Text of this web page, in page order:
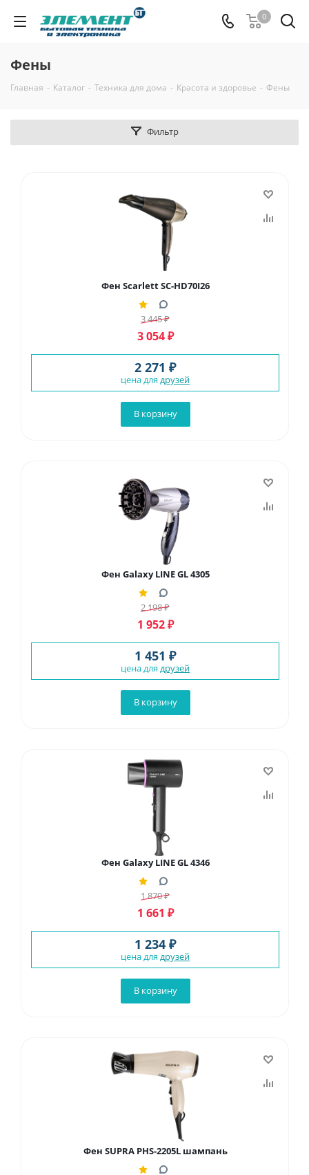
0
Фены
Главная - Каталог - Техника для дома - Красота и здоровье - Фены
Фильтр
Фен Scarlett SC-HD70I26
3 445₽
3 054₽
2 271 ₽
цена для друзей
В корзину
Фен Galaxy LINE GL 4305
2 198₽
1 952₽
1 451 ₽
цена для друзей
В корзину
Фен Galaxy LINE GL 4346
1 870₽
1 661 ₽
1 234 ₽
цена для друзей
В корзину
Фен SUPRA PHS-2205L шампань